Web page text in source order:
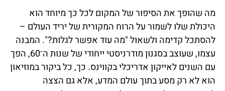
מה שהופך את הסיפור של המקום לכל כך מיוחד הוא
היכולת שלו לשמור על הרוח המקורית של יריד העולם –
להסתכל קדימה ולשאול "מה עוד אפשר לגלות?". המבנה
עצמו, שעוצב בסגנון מודרניסטי ייחודי של שנות ה־60, הפך
עם השנים לאייקון אדריכלי בקווינס. כך, כל ביקור במוזיאון
הוא לא רק מסע בתוך עולם המדע, אלא גם הצצה